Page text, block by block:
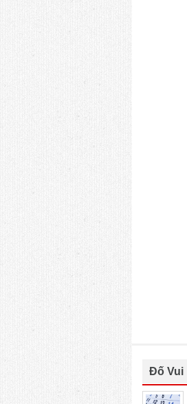
Đố Vui